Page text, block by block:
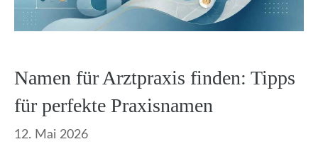
Namen für Arztpraxis finden: Tipps
für perfekte Praxisnamen
12. Mai 2026